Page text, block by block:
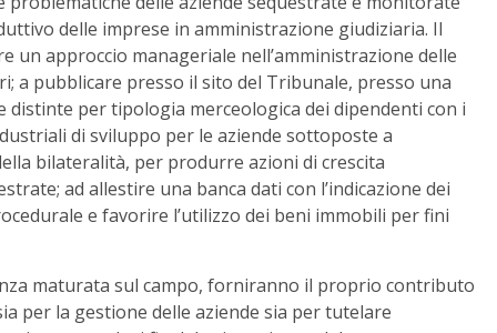
delle imprese in amministrazione giudiziaria. Il
un approccio manageriale nell’amministrazione delle
a pubblicare presso il sito del Tribunale, presso una
distinte per tipologia merceologica dei dipendenti con i
di sviluppo per le aziende sottoposte a
bilateralità, per produrre azioni di crescita
ad allestire una banca dati con l’indicazione dei
e favorire l’utilizzo dei beni immobili per fini
maturata sul campo, forniranno il proprio contributo
per la gestione delle aziende sia per tutelare